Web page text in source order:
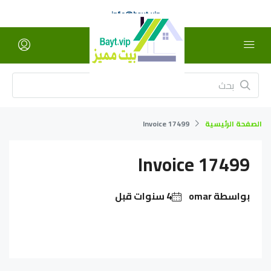
info@bayt.vip
الصفحة الرئيسية Invoice 17499
Invoice 17499
بواسطة omar